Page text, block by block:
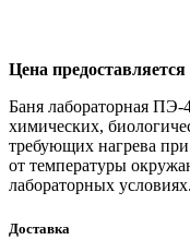
Цена предоставляется
Баня лабораторная ПЭ-
химических,
требующих нагрева
от температуры
лабораторных условиях.
Доставка